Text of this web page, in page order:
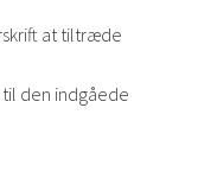
at tiltræde
den indgåede